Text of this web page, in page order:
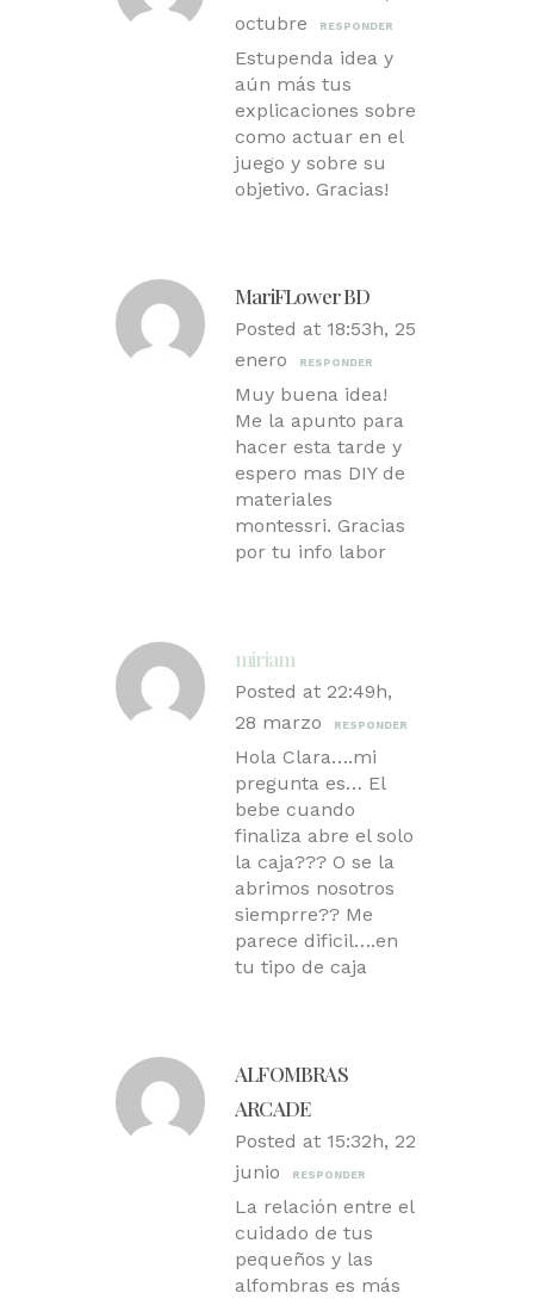
octubre
RESPONDER
Estupenda idea y
aún más tus
explicaciones sobre
como actuar en el
juego y sobre su
objetivo. Gracias!
MariFLower BD
Posted at 18:53h, 25
enero
RESPONDER
Muy buena idea!
Me la apunto para
hacer esta tarde y
espero mas DIY de
materiales
montessri. Gracias
por tu info labor
miriam
Posted at 22:49h,
28 marzo
RESPONDER
Hola Clara….mi
pregunta es… El
bebe cuando
finaliza abre el solo
la caja??? O se la
abrimos nosotros
siemprre?? Me
parece dificil….en
tu tipo de caja
ALFOMBRAS
ARCADE
Posted at 15:32h, 22
junio
RESPONDER
La relación entre el
cuidado de tus
pequeños y las
alfombras es más